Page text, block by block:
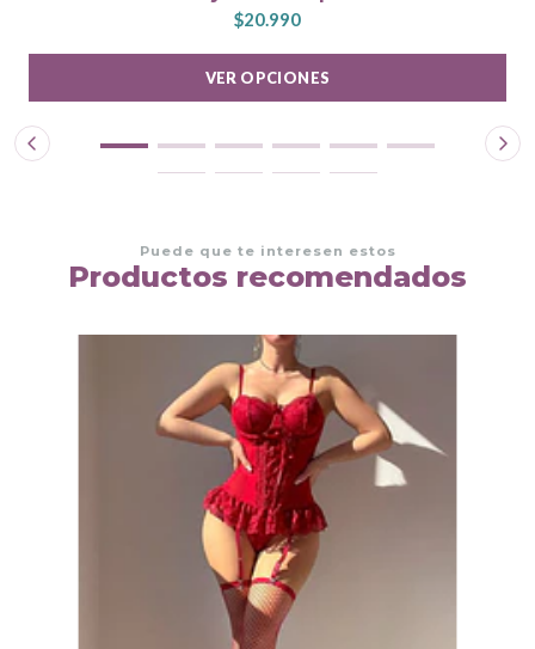
$20.990
VER OPCIONES
Puede que te interesen estos
Productos recomendados